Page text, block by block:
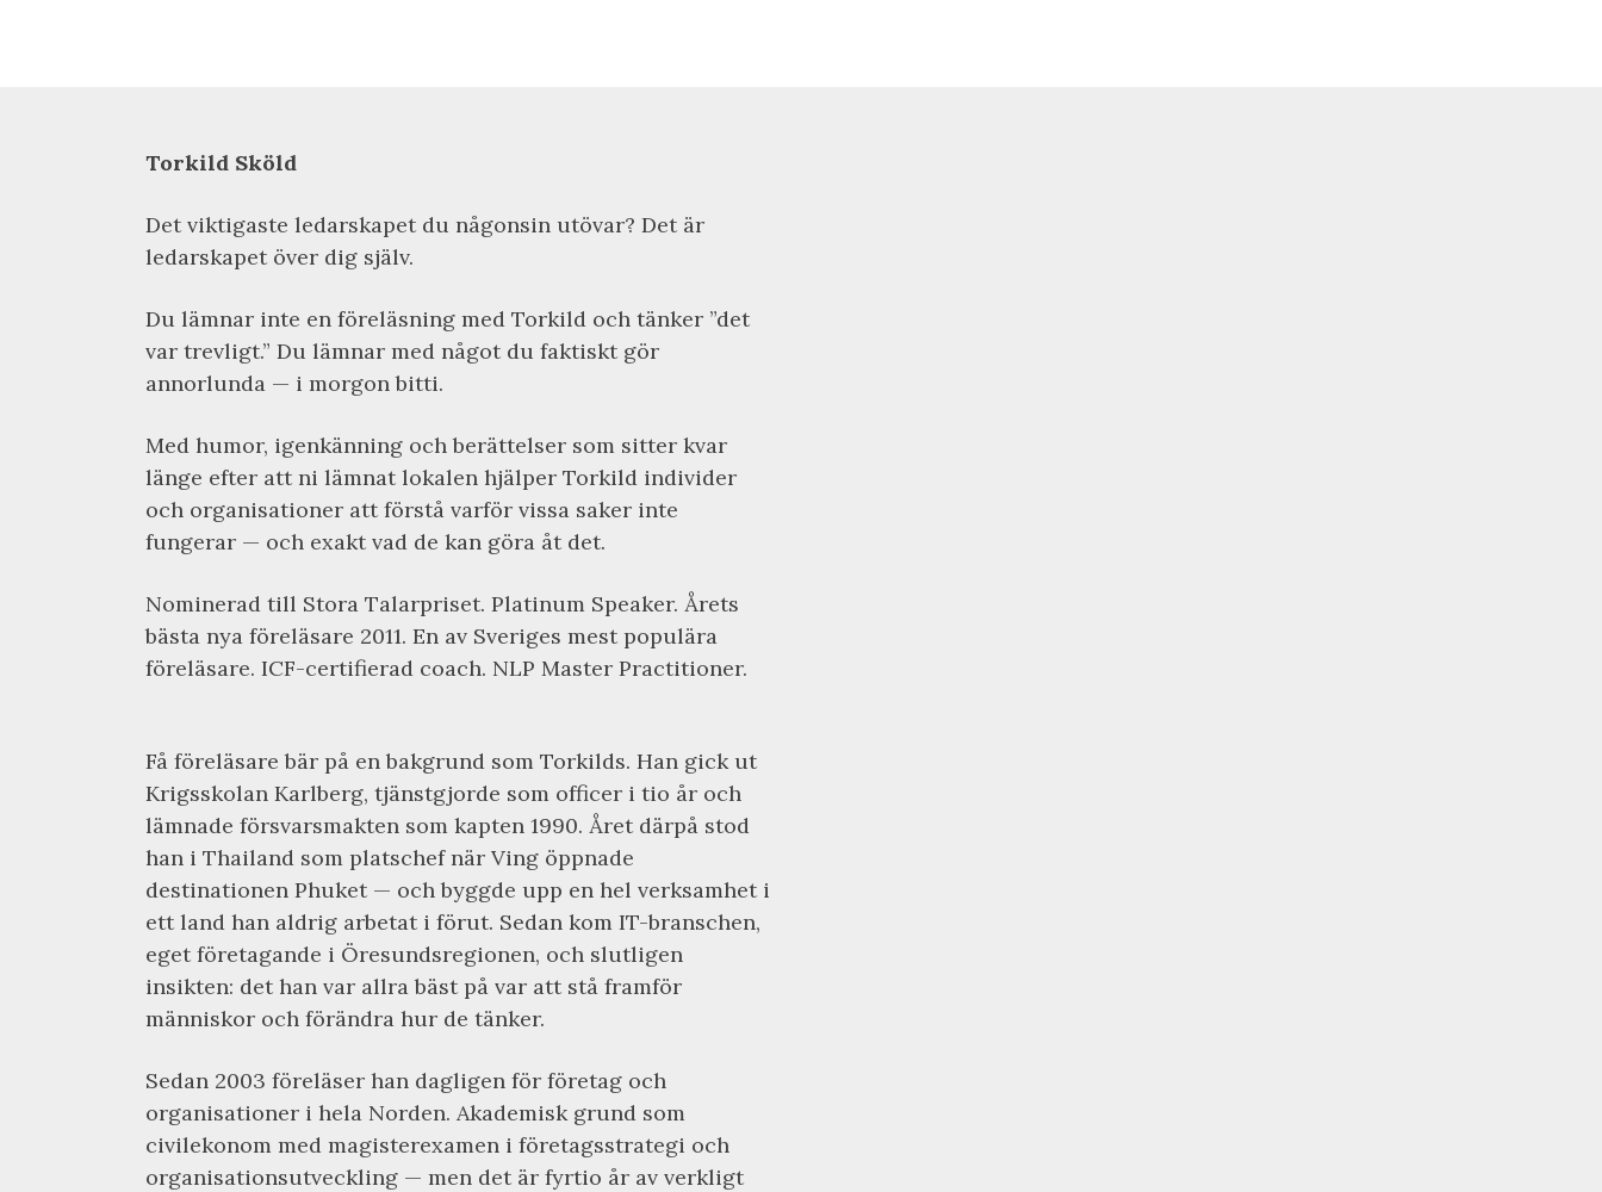
Torkild Sköld
Det viktigaste ledarskapet du någonsin utövar? Det är
ledarskapet över dig själv.
Du lämnar inte en föreläsning med Torkild och tänker ”det
var trevligt.” Du lämnar med något du faktiskt gör
annorlunda — i morgon bitti.
Med humor, igenkänning och berättelser som sitter kvar
länge efter att ni lämnat lokalen hjälper Torkild individer
och organisationer att förstå varför vissa saker inte
fungerar — och exakt vad de kan göra åt det.
Nominerad till Stora Talarpriset. Platinum Speaker. Årets
bästa nya föreläsare 2011. En av Sveriges mest populära
föreläsare. ICF-certifierad coach. NLP Master Practitioner.
Få föreläsare bär på en bakgrund som Torkilds. Han gick ut
Krigsskolan Karlberg, tjänstgjorde som officer i tio år och
lämnade försvarsmakten som kapten 1990. Året därpå stod
han i Thailand som platschef när Ving öppnade
destinationen Phuket — och byggde upp en hel verksamhet i
ett land han aldrig arbetat i förut. Sedan kom IT-branschen,
eget företagande i Öresundsregionen, och slutligen
insikten: det han var allra bäst på var att stå framför
människor och förändra hur de tänker.
Sedan 2003 föreläser han dagligen för företag och
organisationer i hela Norden. Akademisk grund som
civilekonom med magisterexamen i företagsstrategi och
organisationsutveckling — men det är fyrtio år av verkligt